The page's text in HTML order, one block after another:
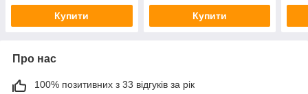
Купити Купити
Про нас
100% позитивних з 33 відгуків за рік